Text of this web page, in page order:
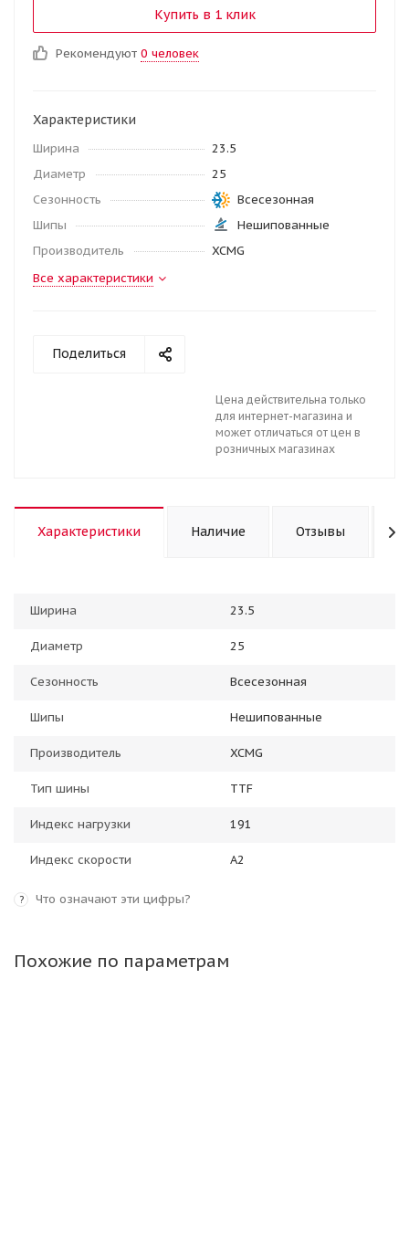
Купить в 1 клик
Рекомендуют 0 человек
Характеристики
Ширина
23.5
Диаметр
25
Сезонность
Всесезонная
Шипы
Нешипованные
Производитель
XCMG
Все характеристики
Поделиться
Цена действительна только
для интернет-магазина и
может отличаться от цен в
розничных магазинах
Характеристики Наличие Отзывы
Ширина 23.5
Диаметр 25
Сезонность Всесезонная
Шипы Нешипованные
Производитель XCMG
Тип шины TTF
Индекс нагрузки 191
Индекс скорости A2
? Что означают эти цифры?
Похожие по параметрам